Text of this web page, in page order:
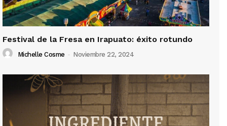
Festival de la Fresa en Irapuato: éxito rotundo
Michelle Cosme - Noviembre 22, 2024